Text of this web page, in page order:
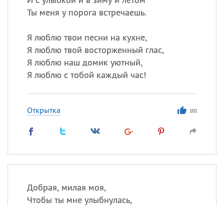
Ты меня у порога встречаешь.
Я люблю твои песни на кухне,
Я люблю твой восторженный глас,
Я люблю наш домик уютный,
Я люблю с тобой каждый час!
Открытка 102
Добрая, милая моя,
Чтобы ты мне улыбнулась,